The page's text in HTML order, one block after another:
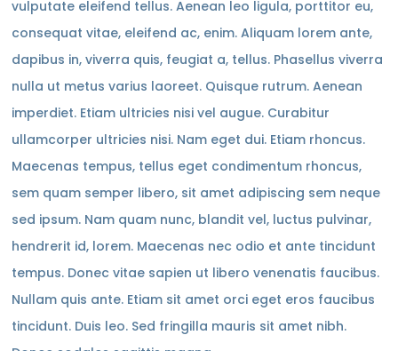
vulputate eleifend tellus. Aenean leo ligula, porttitor eu,
consequat vitae, eleifend ac, enim. Aliquam lorem ante,
dapibus in, viverra quis, feugiat a, tellus. Phasellus viverra
nulla ut metus varius laoreet. Quisque rutrum. Aenean
imperdiet. Etiam ultricies nisi vel augue. Curabitur
ullamcorper ultricies nisi. Nam eget dui. Etiam rhoncus.
Maecenas tempus, tellus eget condimentum rhoncus,
sem quam semper libero, sit amet adipiscing sem neque
sed ipsum. Nam quam nunc, blandit vel, luctus pulvinar,
hendrerit id, lorem. Maecenas nec odio et ante tincidunt
tempus. Donec vitae sapien ut libero venenatis faucibus.
Nullam quis ante. Etiam sit amet orci eget eros faucibus
tincidunt. Duis leo. Sed fringilla mauris sit amet nibh.